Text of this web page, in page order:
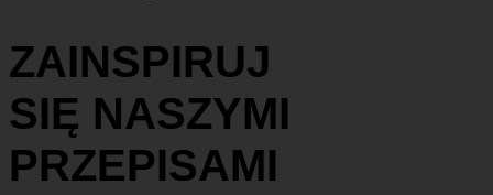
ZAINSPIRUJ
SIĘ NASZYMI
PRZEPISAMI